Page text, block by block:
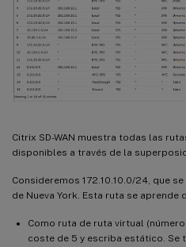
Citrix SD-WAN muestra todas las
disponibles a través de la
Consideremos 172.10.10.0/24, que
de Nueva York. Esta ruta se aprende
Como ruta de ruta virtual (número
coste de 5 y escriba estático. Se